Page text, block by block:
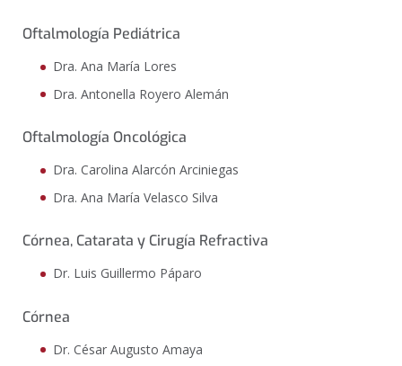
Oftalmología Pediátrica
Dra. Ana María Lores
Dra. Antonella Royero Alemán
Oftalmología Oncológica
Dra. Carolina Alarcón Arciniegas
Dra. Ana María Velasco Silva
Córnea, Catarata y Cirugía Refractiva
Dr. Luis Guillermo Páparo
Córnea
Dr. César Augusto Amaya